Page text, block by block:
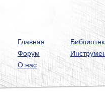
Главная
Форум
О нас